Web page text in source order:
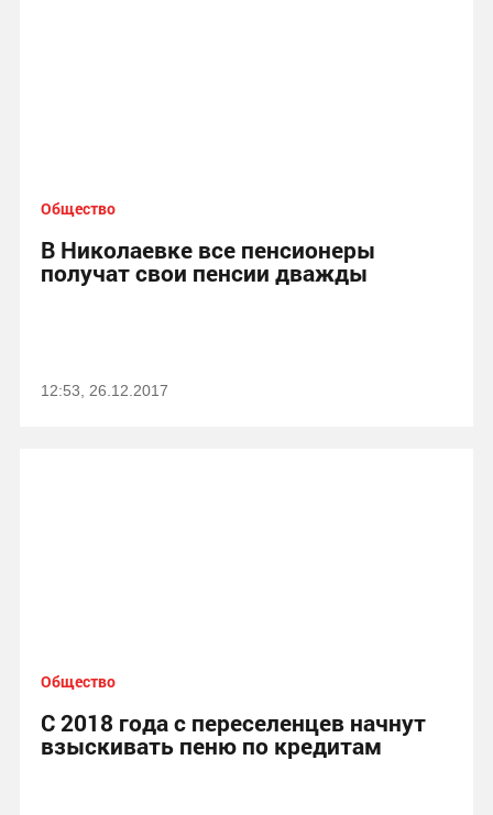
Общество
В Николаевке все пенсионеры
получат свои пенсии дважды
12:53, 26.12.2017
Общество
С 2018 года с переселенцев начнут
взыскивать пеню по кредитам